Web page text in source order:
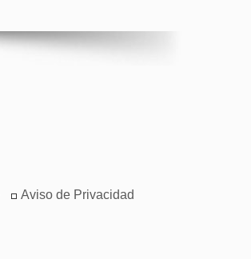
Aviso de Privacidad